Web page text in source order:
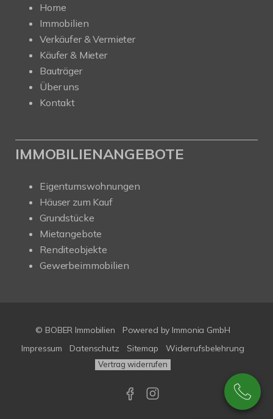
Home
Immobilien
Verkäufer & Vermieter
Käufer & Mieter
Bauträger
Über uns
Kontakt
IMMOBILIENANGEBOTE
Eigentumswohnungen
Häuser zum Kauf
Grundstücke
Mietangebote
Renditeobjekte
Gewerbeimmobilien
© BOBER Immobilien Powered by Immonia GmbH
Impressum
Datenschutz Sitemap Widerrufsbelehrung
Vertrag widerrufen